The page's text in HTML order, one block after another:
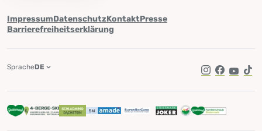
ImpressumDatenschutzKontaktPresse
Barrierefreiheitserklärung
Instagram
Facebook
SpracheDE